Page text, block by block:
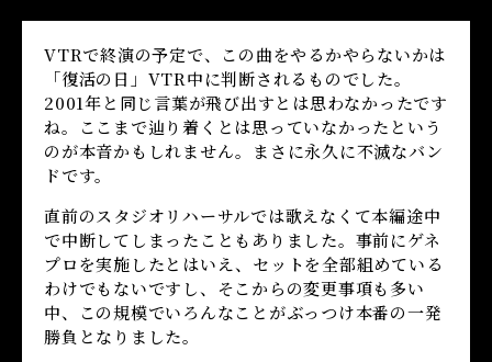
VTRで終演の予定で、この曲をやるかやらないかは
「復活の日」VTR中に判断されるものでした。
2001年と同じ言葉が飛び出すとは思わなかったです
ね。ここまで辿り着くとは思っていなかったという
のが本音かもしれません。まさに永久に不滅なバン
ドです。
直前のスタジオリハーサルでは歌えなくて本編途中
で中断してしまったこともありました。事前にゲネ
プロを実施したとはいえ、セットを全部組めている
わけでもないですし、そこからの変更事項も多い
中、この規模でいろんなことがぶっつけ本番の一発
勝負となりました。